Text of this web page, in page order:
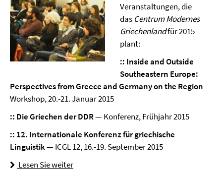
Veranstaltungen, die
das Centrum Modernes
Griechenlandfür 2015
plant:
:: Inside and Outside
Southeastern Europe:
Perspectives from Greece and Germany on the Region—
Workshop, 20.-21. Januar 2015
:: Die Griechen der DDR— Konferenz, Frühjahr 2015
:: 12. Internationale Konferenz für griechische
Linguistik— ICGL 12, 16.-19. September 2015
Lesen Sie weiter